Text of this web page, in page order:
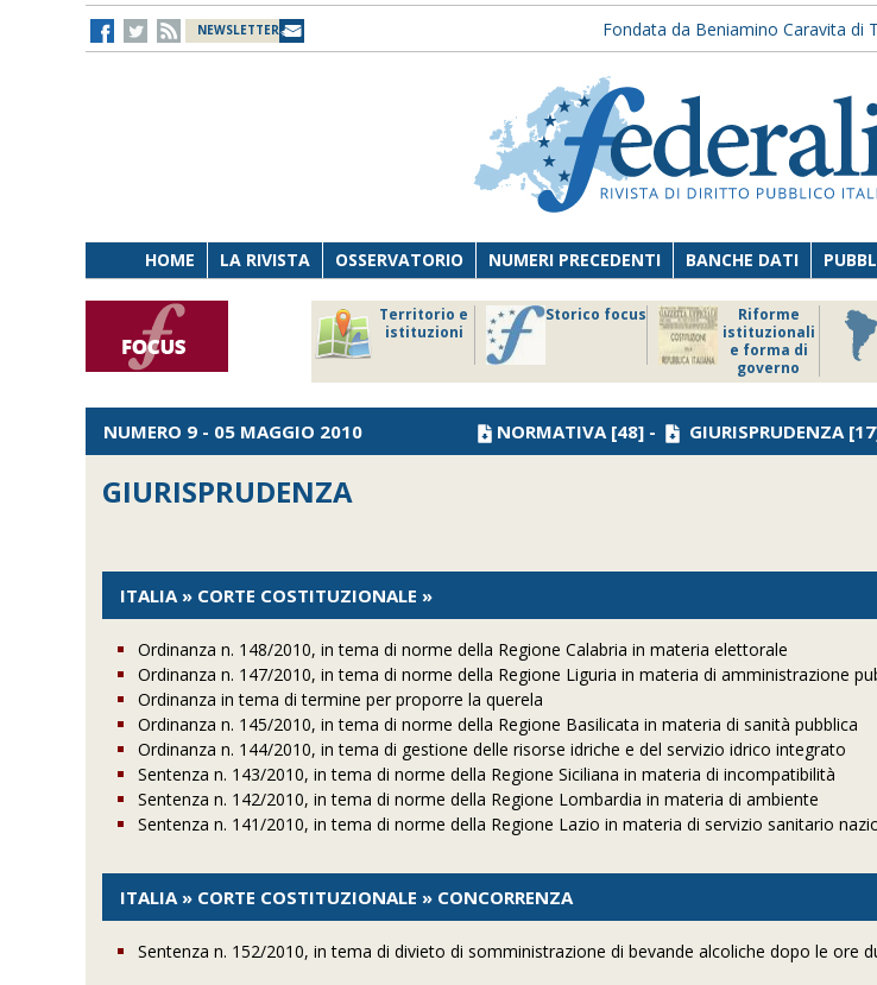
NEWSLETTER Fondata da Beniamino Caravita di
HOME LA RIVISTA OSSERVATORIO NUMERI PRECEDENTI BANCHE DATI
Territorio e
istituzioni
Storico focus
Riforme
istituzionali
e forma di
governo
NUMERO 9 - 05 MAGGIO 2010
NORMATIVA[48] - GIURISPRUDENZA
GIURISPRUDENZA
ITALIA » CORTE COSTITUZIONALE »
Ordinanza n. 148/2010, in tema di norme della Regione Calabria in materia elettorale
Ordinanza n. 147/2010, in tema di norme della Regione Liguria in materia di amministrazione
Ordinanza in tema di termine per proporre la querela
Ordinanza n. 145/2010, in tema di norme della Regione Basilicata in materia di sanità pubblica
Ordinanza n. 144/2010, in tema di gestione delle risorse idriche e del servizio idrico integrato
Sentenza n. 143/2010, in tema di norme della Regione Siciliana in materia di incompatibilità
Sentenza n. 142/2010, in tema di norme della Regione Lombardia in materia di ambiente
Sentenza n. 141/2010, in tema di norme della Regione Lazio in materia di servizio sanitario
ITALIA » CORTE COSTITUZIONALE » CONCORRENZA
Sentenza n. 152/2010, in tema di divieto di somministrazione di bevande alcoliche dopo le ore